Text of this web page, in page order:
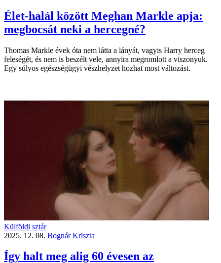
Élet-halál között Meghan Markle apja:
megbocsát neki a hercegné?
Thomas Markle évek óta nem látta a lányát, vagyis Harry herceg
feleségét, és nem is beszélt vele, annyira megromlott a viszonyuk.
Egy súlyos egészségügyi vészhelyzet hozhat most változást.
Külföldi sztár
2025. 12. 08. Bognár Kriszta
Így halt meg alig 60 évesen az